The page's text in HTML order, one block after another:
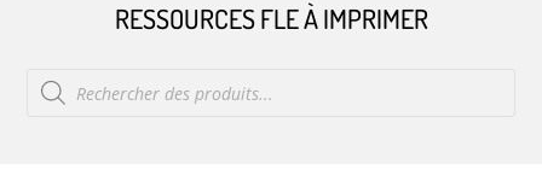
RESSOURCES FLE À IMPRIMER
Recherche
de
produits